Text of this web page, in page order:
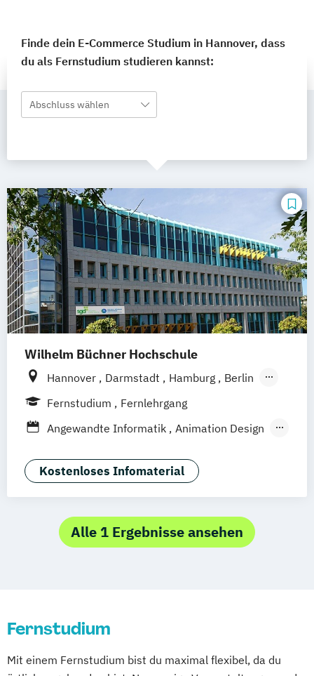
Finde dein E-Commerce Studium in Hannover, dass
du als Fernstudium studieren kannst:
Abschluss wählen
Wilhelm Büchner Hochschule
Hannover Darmstadt Hamburg
Berlin
Bonn
Nürnberg München
Zürich Rostock Dortmund
Fernstudium
Fernlehrgang
Angewandte Informatik
Animation Design
Big Data und Data Science
Digitale Medien Game Design
Industriedesign Informatik
KI und maschinelles Lernen
Professional Software Engineering
Wirtschaftsinformatik
Kostenloses Infomaterial
Alle 1 Ergebnisse ansehen
Fernstudium
Mit einem Fernstudium bist du maximal flexibel, da du